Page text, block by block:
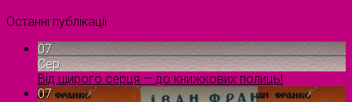
Останні публікації
07
Сер
Від щирого серця — до книжкових полиць!
07